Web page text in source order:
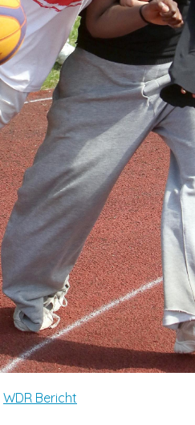
WDR Bericht